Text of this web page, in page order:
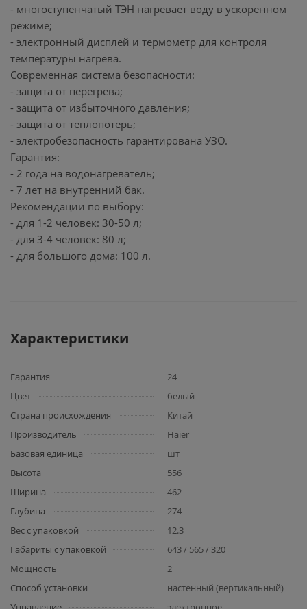
- многоступенчатый ТЭН нагревает воду в ускоренном
режиме;
- электронный дисплей и термометр для контроля
температуры нагрева.
Современная система безопасности:
- защита от перегрева;
- защита от избыточного давления;
- защита от теплопотерь;
- электробезопасность гарантирована УЗО.
Гарантия:
- 2 года на водонагреватель;
- 7 лет на внутренний бак.
Рекомендации по выбору:
- для 1-2 человек: 30-50 л;
- для 3-4 человек: 80 л;
- для большого дома: 100 л.
Характеристики
Гарантия
24
Цвет
белый
Страна происхождения
Китай
Производитель
Haier
Базовая единица
шт
Высота
556
Ширина
462
Глубина
274
Вес с упаковкой
12.3
Габариты с упаковкой
643 / 565 / 320
Мощность
2
Способ установки
настенный (вертикальный)